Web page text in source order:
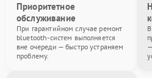
Приоритетное
обслуживание
При гарантийном случае ремонт
bluetooth-систем выполняется
вне очереди — быстро устраняем
проблему.